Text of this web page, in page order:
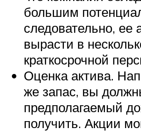
большим
следовательно, ее
вырасти в
краткосрочной
Оценка актива.
же запас, вы
предполагаемый
получить. Акции